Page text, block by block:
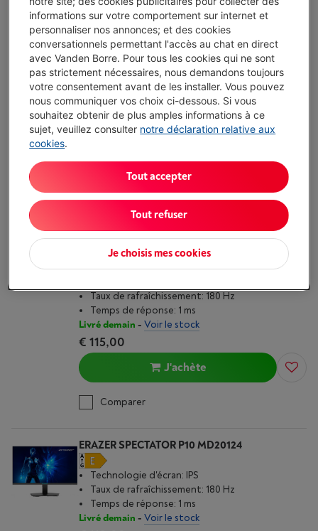
(1)
Écochèques
Technologie d'écran: IPS
Taux de rafraîchissement: 200 Hz
Temps de réponse: 0.5 ms
Livré demain -Voir le stock
€ 115,00
Comparer
MSI MAG 242C 24 POUCES
(1)
Écochèques
Taux de rafraîchissement: 180 Hz
Temps de réponse: 1 ms
Livré demain - Voir le stock
€ 115,00
J'achète
Comparer
ERAZER SPECTATOR P10 MD20124
Technologie d'écran: IPS
Taux de rafraîchissement: 180 Hz
Temps de réponse: 1 ms
Livré demain - Voir le stock
informations sur votre comportement sur internet et
personnaliser nos annonces; et des cookies
conversationnels permettant l'accès au chat en direct
avec Vanden Borre. Pour tous les cookies qui ne sont
pas strictement nécessaires, nous demandons toujours
votre consentement avant de les installer. Vous pouvez
nous communiquer vos choix ci-dessous. Si vous
souhaitez obtenir de plus amples informations à ce
sujet, veuillez consulter notre déclaration relative aux
cookies.
Je choisis mes cookies
Tout refuser
Tout accepter